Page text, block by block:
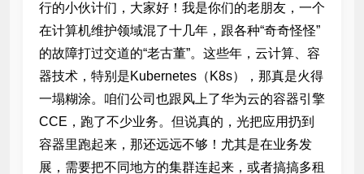
行的小伙计们，大家好！我是你们的老朋友，一个
在计算机维护领域混了十几年，跟各种“奇奇怪怪”
的故障打过交道的“老古董”。这些年，云计算、容
器技术，特别是Kubernetes（K8s），那真是火得
一塌糊涂。咱们公司也跟风上了华为云的容器引擎
CCE，跑了不少业务。但说真的，光把应用扔到
容器里跑起来，那还远远不够！尤其是在业务发
展，需要把不同地方的集群连起来，或者搞搞多租